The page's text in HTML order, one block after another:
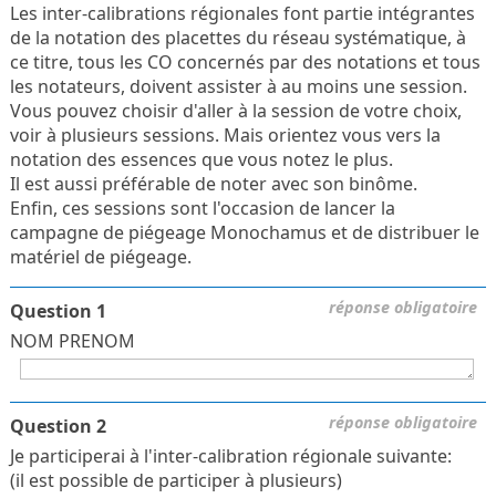
Les inter-calibrations régionales font partie intégrantes
de la notation des placettes du réseau systématique, à
ce titre, tous les CO concernés par des notations et tous
les notateurs, doivent assister à au moins une session.
Vous pouvez choisir d'aller à la session de votre choix,
voir à plusieurs sessions. Mais orientez vous vers la
notation des essences que vous notez le plus.
Il est aussi préférable de noter avec son binôme.
Enfin, ces sessions sont l'occasion de lancer la
campagne de piégeage Monochamus et de distribuer le
matériel de piégeage.
réponse obligatoire
Question 1
NOM PRENOM
réponse obligatoire
Question 2
Je participerai à l'inter-calibration régionale suivante:
(il est possible de participer à plusieurs)